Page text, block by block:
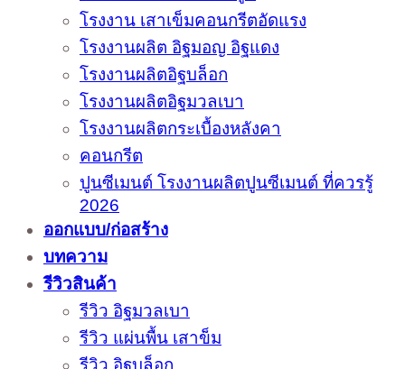
โรงงาน เสาเข็มคอนกรีตอัดแรง
โรงงานผลิต อิฐมอญ อิฐแดง
โรงงานผลิตอิฐบล็อก
โรงงานผลิตอิฐมวลเบา
โรงงานผลิตกระเบื้องหลังคา
คอนกรีต
ปูนซีเมนต์ โรงงานผลิตปูนซีเมนต์ ที่ควรรู้
2026
ออกแบบ/ก่อสร้าง
บทความ
รีวิวสินค้า
รีวิว อิฐมวลเบา
รีวิว แผ่นพื้น เสาข็ม